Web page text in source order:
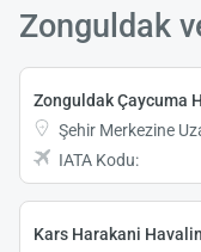
Zonguldak
Zonguldak Çaycuma
Şehir Merkezine
IATA Kodu:
Kars Harakani